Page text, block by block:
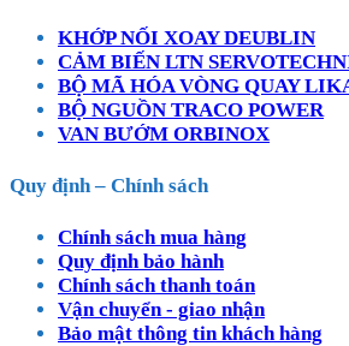
KHỚP NỐI XOAY DEUBLIN
CẢM BIẾN LTN
BỘ MÃ HÓA VÒNG QUAY
BỘ NGUỒN TRACO POWER
VAN BƯỚM ORBINOX
Quy định – Chính sách
Chính sách mua hàng
Quy định bảo hành
Chính sách thanh toán
Vận chuyển - giao nhận
Bảo mật thông tin khách hàng